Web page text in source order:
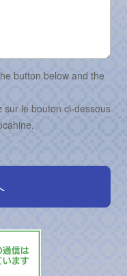
button below and the
sur le bouton ci-dessous